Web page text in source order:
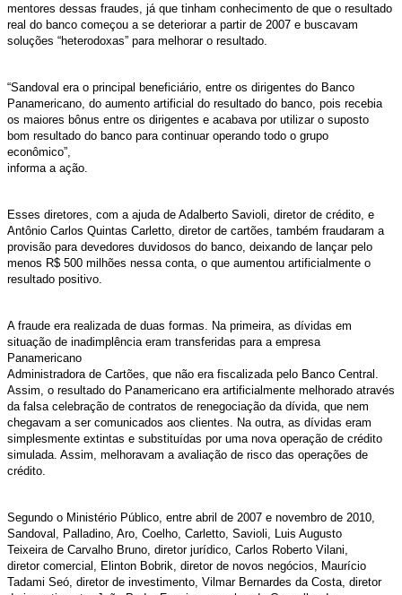
mentores dessas fraudes, já que tinham conhecimento de que o resultado
real do banco começou a se deteriorar a partir de 2007 e buscavam
soluções “heterodoxas” para melhorar o resultado.
“Sandoval era o principal beneficiário, entre os dirigentes do Banco
Panamericano, do aumento artificial do resultado do banco, pois recebia
os maiores bônus entre os dirigentes e acabava por utilizar o suposto
bom resultado do banco para continuar operando todo o grupo
econômico”,
informa a ação.
Esses diretores, com a ajuda de Adalberto Savioli, diretor de crédito, e
Antônio Carlos Quintas Carletto, diretor de cartões, também fraudaram a
provisão para devedores duvidosos do banco, deixando de lançar pelo
menos R$ 500 milhões nessa conta, o que aumentou artificialmente o
resultado positivo.
A fraude era realizada de duas formas. Na primeira, as dívidas em
situação de inadimplência eram transferidas para a empresa
Panamericano
Administradora de Cartões, que não era fiscalizada pelo Banco Central.
Assim, o resultado do Panamericano era artificialmente melhorado através
da falsa celebração de contratos de renegociação da dívida, que nem
chegavam a ser comunicados aos clientes. Na outra, as dívidas eram
simplesmente extintas e substituídas por uma nova operação de crédito
simulada. Assim, melhoravam a avaliação de risco das operações de
crédito.
Segundo o Ministério Público, entre abril de 2007 e novembro de 2010,
Sandoval, Palladino, Aro, Coelho, Carletto, Savioli, Luis Augusto
Teixeira de Carvalho Bruno, diretor jurídico, Carlos Roberto Vilani,
diretor comercial, Elinton Bobrik, diretor de novos negócios, Maurício
Tadami Seó, diretor de investimento, Vilmar Bernardes da Costa, diretor